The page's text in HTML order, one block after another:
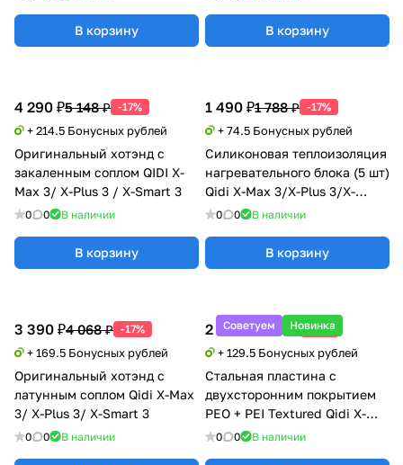
В корзину В корзину
1 490 ₽1 788 ₽ -17%
+ 74.5 Бонусных рублей
Силиконовая теплоизоляция
нагревательного блока (5 шт)
Qidi X-Max 3/X-Plus 3/X-
Smart3
0 0 В наличии
В корзину
3 390 ₽4 068 ₽ -17%
+ 169.5 Бонусных рублей
Оригинальный хотэнд с
латунным соплом Qidi X-Max
3/ X-Plus 3/ X-Smart 3
0 0 В наличии
Советуем Новинка
2 590 ₽3 108 ₽ -17%
+ 129.5 Бонусных рублей
Стальная пластина с
двухсторонним покрытием
PEO + PEI Textured Qidi X-
Max 3
0 0 В наличии
4 290 ₽5 148 ₽ -17%
+ 214.5 Бонусных рублей
Оригинальный хотэнд с
закаленным соплом QIDI X-
Max 3/ X-Plus 3 / X-Smart 3
0 0 В наличии
В корзину